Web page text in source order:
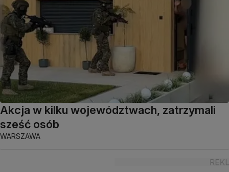
Akcja w kilku województwach, zatrzymali
sześć osób
WARSZAWA